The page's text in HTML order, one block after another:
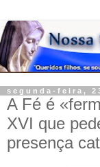
segunda-feira,
A Fé é
XVI que
presença